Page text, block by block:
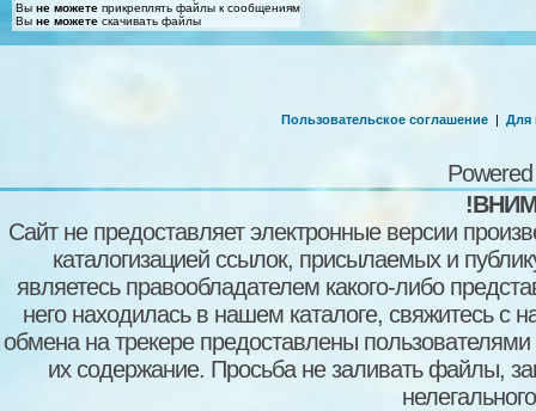
Вы не можете прикреплять файлы к сообщениям
Вы не можете скачивать файлы
Пользовательское соглашение | Для
Сайт не предоставляет электронные версии
каталогизацией ссылок, присылаемых и
являетесь правообладателем какого-либо
него находилась в нашем каталоге, свяжитесь
обмена на трекере предоставлены пользователями
их содержание. Просьба не заливать файлы,